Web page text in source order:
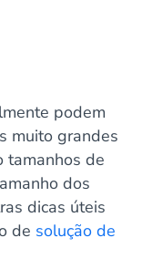
podem
muito grandes
tamanhos de
dos
dicas úteis
de solução de